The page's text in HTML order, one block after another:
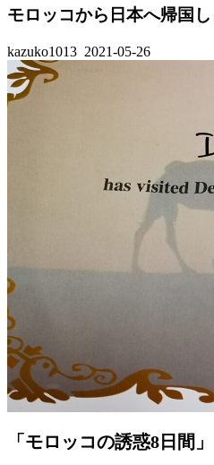
モロッコから日本へ帰国し
kazuko1013 2021-05-26
「モロッコの誘惑8日間」